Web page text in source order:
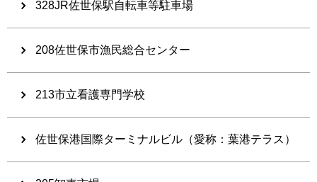
328JR佐世保駅自転車等駐車場
208佐世保市漁民総合センター
213市立看護専門学校
佐世保港国際ターミナルビル（愛称：葉港テラス）